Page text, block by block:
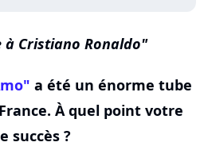
Cristiano Ronaldo
a été un énorme tube
À quel point votre
succès ?